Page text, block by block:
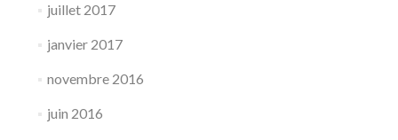
juillet 2017
janvier 2017
novembre 2016
juin 2016